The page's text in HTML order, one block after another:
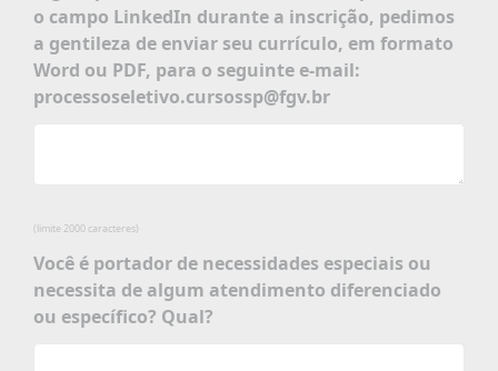
o campo LinkedIn durante a inscrição, pedimos
a gentileza de enviar seu currículo, em formato
Word ou PDF, para o seguinte e-mail:
processoseletivo.cursossp@fgv.br
(limite 2000 caracteres)
Você é portador de necessidades especiais ou
necessita de algum atendimento diferenciado
ou específico? Qual?